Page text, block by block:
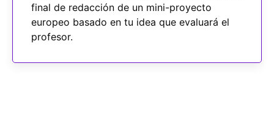
final de redacción de un mini-proyecto
europeo basado en tu idea que evaluará el
profesor.